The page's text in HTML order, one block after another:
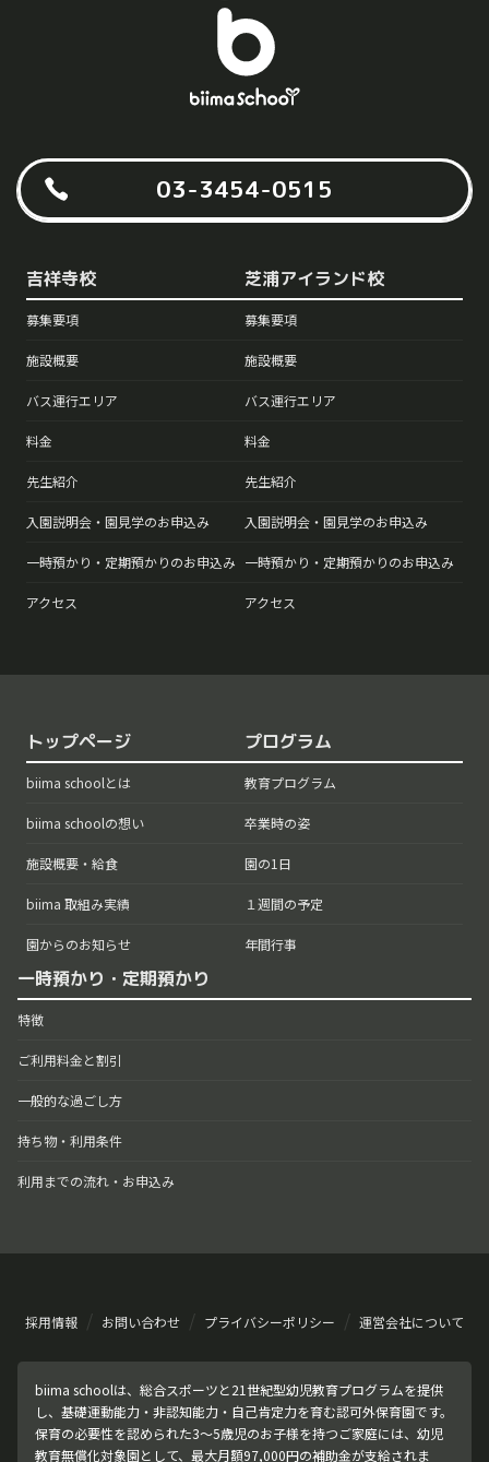
03-3454-0515
吉祥寺校
募集要項
施設概要
バス運行エリア
料金
先生紹介
入園説明会・園見学のお申込み
一時預かり・定期預かりのお申込み
アクセス
芝浦アイランド校
募集要項
施設概要
バス運行エリア
料金
先生紹介
入園説明会・園見学のお申込み
一時預かり・定期預かりのお申込み
アクセス
トップページ
biima schoolとは
biima schoolの想い
施設概要・給食
biima 取組み実績
園からのお知らせ
プログラム
教育プログラム
卒業時の姿
園の1日
１週間の予定
年間行事
一時預かり・定期預かり
特徴
ご利用料金と割引
一般的な過ごし方
持ち物・利用条件
利用までの流れ・お申込み
採用情報 お問い合わせ プライバシーポリシー 運営会社について
biima schoolは、総合スポーツと21世紀型幼児教育プログラムを提供
し、基礎運動能力・非認知能力・自己肯定力を育む認可外保育園です。
保育の必要性を認められた3〜5歳児のお子様を持つご家庭には、幼児
教育無償化対象園として、最大月額97,000円の補助金が支給されま